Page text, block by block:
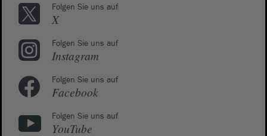
Folgen Sie uns auf
X
Folgen Sie uns auf
Instagram
Folgen Sie uns auf
Facebook
Folgen Sie uns auf
YouTube